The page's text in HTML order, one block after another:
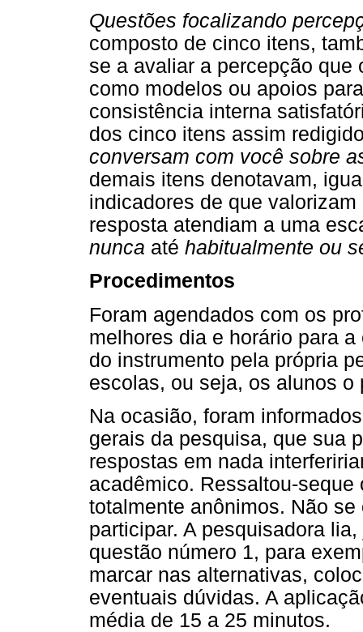
Questões focalizando
composto de cinco itens,
se a avaliar a percepção
como modelos ou apoios
consistência interna
dos cinco itens assim
conversam com você sobre
demais itens denotavam,
indicadores de que
resposta atendiam a uma
nunca até habitualmente ou
Procedimentos
Foram agendados com os
melhores dia e horário para
do instrumento pela própria
escolas, ou seja, os alunos
Na ocasião, foram
gerais da pesquisa, que sua
respostas em nada
acadêmico. Ressaltou-
totalmente anônimos. Não
participar. A pesquisadora
questão número 1, para
marcar nas alternativas,
eventuais dúvidas. A
média de 15 a 25 minutos.